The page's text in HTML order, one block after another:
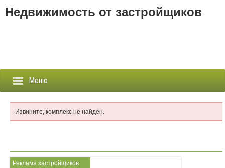
Недвижимость от застройщиков
Меню
Новостройки
Извините, комплекс не найден.
Реклама застройщиков